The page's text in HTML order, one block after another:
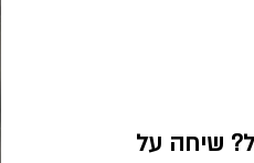
מזל? שיחה על